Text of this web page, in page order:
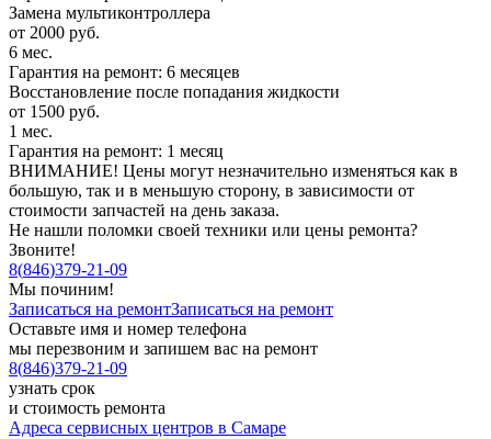
Замена мультиконтроллера
от 2000 руб.
6 мес.
Гарантия на ремонт: 6 месяцев
Восстановление после попадания жидкости
от 1500 руб.
1 мес.
Гарантия на ремонт: 1 месяц
ВНИМАНИЕ! Цены могут незначительно изменяться как в
большую, так и в меньшую сторону, в зависимости от
стоимости запчастей на день заказа.
Не нашли поломки своей техники или цены ремонта?
Звоните!
8(846)379-21-09
Мы починим!
Записаться на ремонтЗаписаться на ремонт
Оставьте имя и номер телефона
мы перезвоним и запишем вас на ремонт
8(846)379-21-09
узнать срок
и стоимость ремонта
Адреса сервисных центров в Самаре